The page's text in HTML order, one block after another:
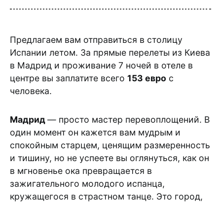
Предлагаем вам отправиться в столицу
Испании летом. За прямые перелеты из Киева
в Мадрид и проживание 7 ночей в отеле в
центре вы заплатите всего 153 евро с
человека.
Мадрид— просто мастер перевоплощений. В
один момент он кажется вам мудрым и
спокойным старцем, ценящим размеренность
и тишину, но не успеете вы оглянуться, как он
в мгновенье ока превращается в
зажигательного молодого испанца,
кружащегося в страстном танце. Это город,